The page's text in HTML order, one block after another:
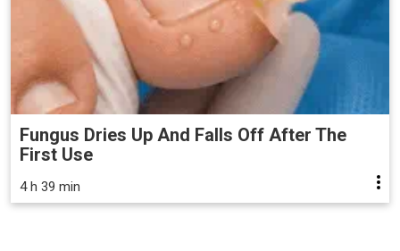
Fungus Dries Up And Falls Off After The
First Use
4 h 39 min